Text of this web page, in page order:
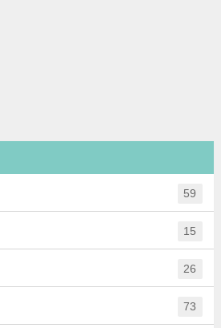
59
15
26
73